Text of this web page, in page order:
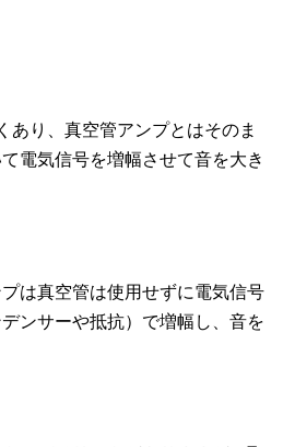
あり、真空管アンプとはそのま
電気信号を増幅させて音を大き
は真空管は使用せずに電気信号
ンサーや抵抗）で増幅し、音を